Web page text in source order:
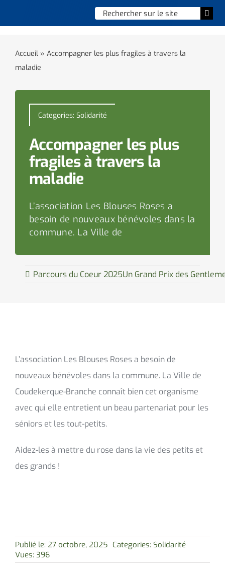
Chercher
:
Vie municipale
Enfance, jeunesse & sports
Culture et loisirs
Social & solidarité
Contacter le maire
Accueil» Accompagner les plus fragiles à travers la
maladie
Categories: Solidarité
Accompagner les plus
fragiles à travers la
maladie
L’association Les Blouses Roses a
besoin de nouveaux bénévoles dans la
commune. La Ville de
Parcours du Coeur 2025Un Grand Prix des
L’association Les Blouses Roses a besoin de
nouveaux bénévoles dans la commune. La Ville de
Coudekerque-Branche connaît bien cet organisme
avec qui elle entretient un beau partenariat pour les
séniors et les tout-petits.
Aidez-les à mettre du rose dans la vie des petits et
des grands !
Publié le: 27 octobre, 2025 Categories: Solidarité
Vues: 396